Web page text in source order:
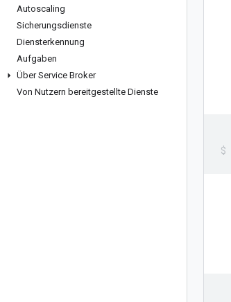
Autoscaling
Sicherungsdienste
Diensterkennung
Aufgaben
Über Service Broker
Von Nutzern bereitgestellte Dienste